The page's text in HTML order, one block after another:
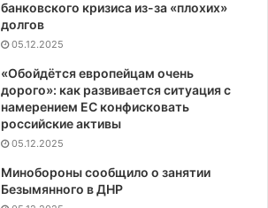
банковского кризиса из-за «плохих»
долгов
05.12.2025
«Обойдётся европейцам очень
дорого»: как развивается ситуация с
намерением ЕС конфисковать
российские активы
05.12.2025
Минобороны сообщило о занятии
Безымянного в ДНР